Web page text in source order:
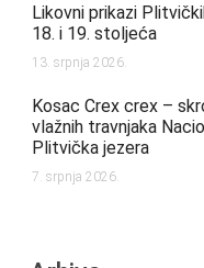
Likovni prikazi
18. i 19. stoljeća
13. srpnja 2026.
Kosac Crex crex –
vlažnih travnjaka
Plitvička jezera
7. srpnja 2026.